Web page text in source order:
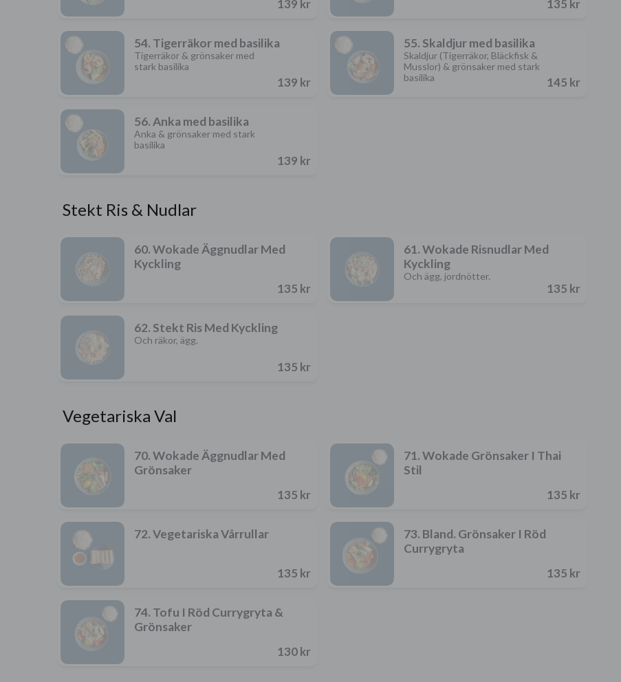
139 kr 135 kr
54. Tigerräkor med basilika
Tigerräkor & grönsaker med
stark basilika
139 kr
55. Skaldjur med basilika
Skaldjur (Tigerräkor, Bläckfisk &
Musslor) & grönsaker med stark
basilika
145 kr
56. Anka med basilika
Anka & grönsaker med stark
basilika
139 kr
Stekt Ris & Nudlar
60. Wokade Äggnudlar Med
Kyckling
135 kr
61. Wokade Risnudlar Med
Kyckling
Och ägg, jordnötter.
135 kr
62. Stekt Ris Med Kyckling
Och räkor, ägg.
135 kr
Vegetariska Val
70. Wokade Äggnudlar Med
Grönsaker
135 kr
71. Wokade Grönsaker I Thai
Stil
135 kr
72. Vegetariska Vårrullar
135 kr
73. Bland. Grönsaker I Röd
Currygryta
135 kr
74. Tofu I Röd Currygryta &
Grönsaker
130 kr